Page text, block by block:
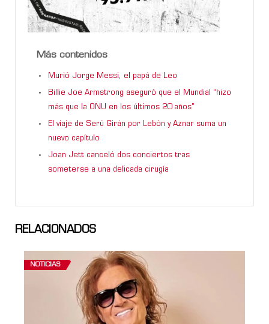
Más contenidos
Murió Jorge Messi, el papá de Leo
Billie Joe Armstrong aseguró que el Mundial “hizo
más que la ONU en los últimos 20 años”
El viaje de Serú Girán por Lebón y Aznar suma un
nuevo capítulo
Joan Jett canceló dos conciertos tras
someterse a una delicada cirugía
RELACIONADOS
NOTICIAS